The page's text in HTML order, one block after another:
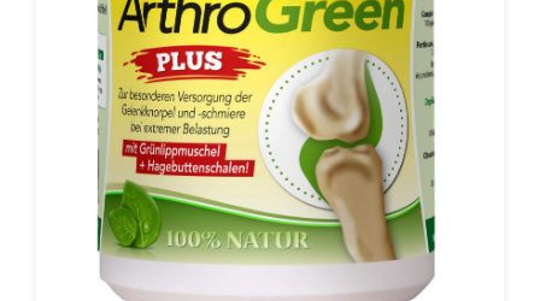
ratsam.Zusammensetzung: neuseeländische
Grünlippmuschel (gefriergetrocknet) 30%,
Traubenkernmehl, Ginkgoblätter, Teufelskrallenwurzel,
Brennnesselkraut, Ackerschachtelhalmkraut,
Sanddornbeeren, SpirulinaAnalytische Bestandteile:
Rohprotein 31,6%, Rohfett 6,2%, Rohfaser 12,1%,
Rohasche 10,8%, Kalzium 1,46%, Phosphor 0,49%,
Natrium 0,41%Fütterungsempfehlung (Pulver): Je nach
Bedarf 1 g/10 kg Körpergewicht täglich dem Futter
beifügen. 1 halber TL entspricht ca. 1
g.Fütterungsempfehlung (Kapseln): Je nach Bedarf 4
Kapseln/10 kg Körpergewicht täglich. Kapselfüllmenge: